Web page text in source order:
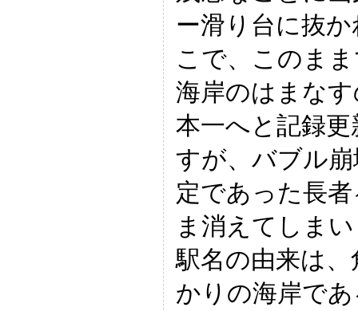
ー滑り台に抜
こで、このま
海岸のはまな
本一へと記録
すが、バブル
定であった長
ま消えてしま
駅名の由来は
かりの海岸で